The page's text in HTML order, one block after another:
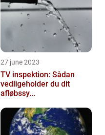
27 june 2023
TV inspektion: Sådan
vedligeholder du dit
afløbssy...